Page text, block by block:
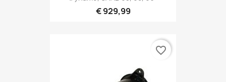
€ 929,99
favorite_border